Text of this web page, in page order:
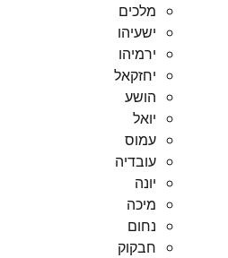
מלכים
ישעיהו
ירמיהו
יחזקאל
הושע
יואל
עמוס
עובדיה
יונה
מיכה
נחום
חבקוק